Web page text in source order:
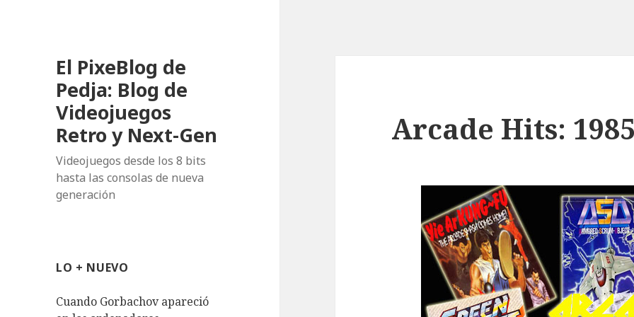
El PixeBlog de
Pedja: Blog de
Videojuegos
Retro y Next-Gen
Videojuegos desde los 8 bits
hasta las consolas de nueva
generación
LO + NUEVO
Cuando Gorbachov apareció
Arcade Hits: